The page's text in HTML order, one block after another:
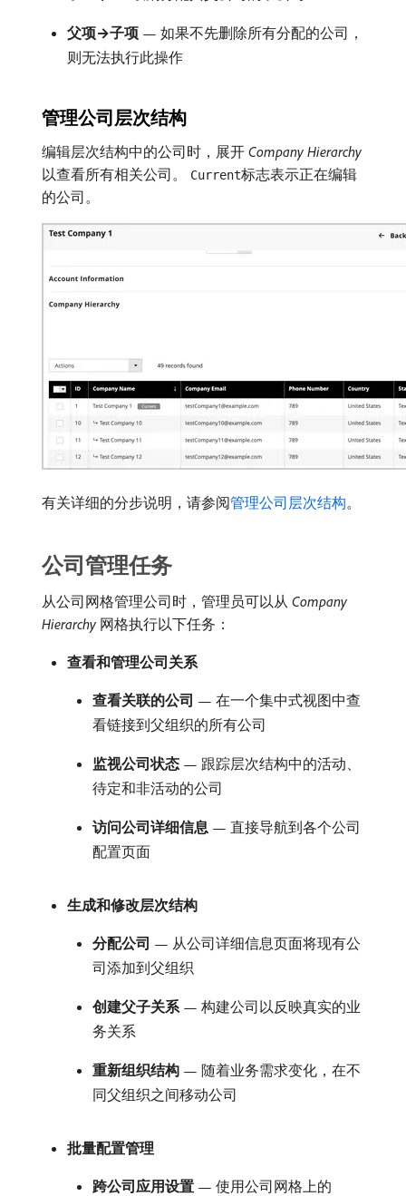
父项→子项 — 如果不先删除所有分配的公司，
则无法执行此操作
管理公司层次结构
编辑层次结构中的公司时，展开​ Company Hierarchy
​以查看所有相关公司。
Current标志表示正在编辑
的公司。
有关详细的分步说明，请参阅管理公司层次结构。
公司管理任务
从公司网格管理公司时，管理员可以从​ Company
Hierarchy ​网格执行以下任务：
查看和管理公司关系
查看关联的公司 — 在一个集中式视图中查
看链接到父组织的所有公司
监视公司状态 — 跟踪层次结构中的活动、
待定和非活动的公司
访问公司详细信息 — 直接导航到各个公司
配置页面
生成和修改层次结构
分配公司 — 从公司详细信息页面将现有公
司添加到父组织
创建父子关系— 构建公司以反映真实的业
务关系
重新组织结构 — 随着业务需求变化，在不
同父组织之间移动公司
批量配置管理
跨公司应用设置 — 使用公司网格上的